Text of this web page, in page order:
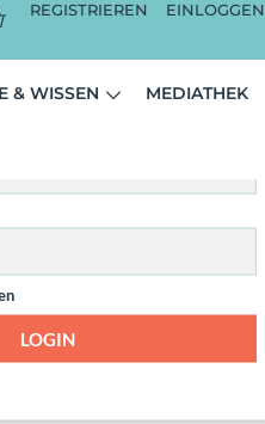
REGISTRIEREN EINLOGGEN
& WISSEN MEDIATHEK
nur für angemeldete
sichtbar.
LOGIN